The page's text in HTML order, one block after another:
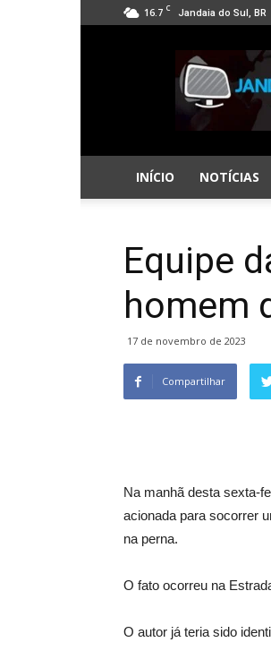
16.7 C Jandaia do Sul, BR
Jandaia
Online
INÍCIO NOTÍCIAS
Equipe
homem
17 de novembro de 2023
Compartilhar
Na manhã desta sexta-
acionada para socorrer
na perna.
O fato ocorreu na
O autor já teria sido